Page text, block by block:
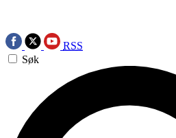
RSS
Søk